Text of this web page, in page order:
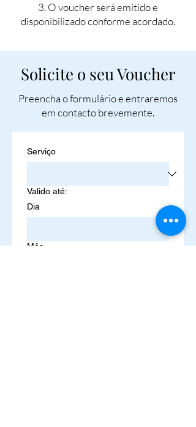
O voucher será emitido e
disponibilizado conforme acordado.
Solicite o seu Voucher
Preencha o formulário e entraremos
em contacto brevemente.
Serviço
Valido até:
Dia
Mês